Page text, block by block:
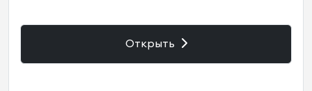
Открыть